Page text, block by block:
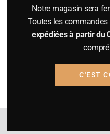
Rupture de stock
Catégories :Bordeaux
caisse bois
Notre magasin sera
Toutes les commandes
expédiées à partir du
C'EST